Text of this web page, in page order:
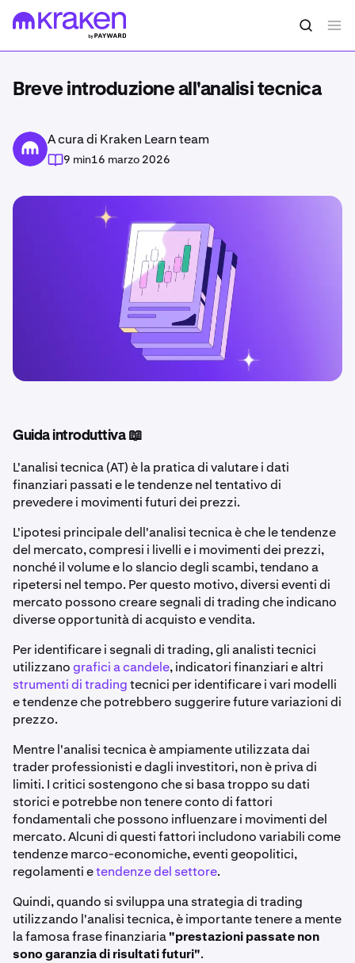
Breve introduzione all'analisi tecnica
A cura di Kraken Learn team
9 min16 marzo 2026
Guida introduttiva 📖
L'analisi tecnica (AT) è la pratica di valutare i dati
finanziari passati e le tendenze nel tentativo di
prevedere i movimenti futuri dei prezzi.
L'ipotesi principale dell'analisi tecnica è che le tendenze
del mercato, compresi i livelli e i movimenti dei prezzi,
nonché il volume e lo slancio degli scambi, tendano a
ripetersi nel tempo. Per questo motivo, diversi eventi di
mercato possono creare segnali di trading che indicano
diverse opportunità di acquisto e vendita.
Per identificare i segnali di trading, gli analisti tecnici
utilizzanografici a candele, indicatori finanziari e altri
strumenti di tradingtecnici per identificare i vari modelli
e tendenze che potrebbero suggerire future variazioni di
prezzo.
Mentre l'analisi tecnica è ampiamente utilizzata dai
trader professionisti e dagli investitori, non è priva di
limiti. I critici sostengono che si basa troppo su dati
storici e potrebbe non tenere conto di fattori
fondamentali che possono influenzare i movimenti del
mercato. Alcuni di questi fattori includono variabili come
tendenze marco-economiche, eventi geopolitici,
regolamenti etendenze del settore.
Quindi, quando si sviluppa una strategia di trading
utilizzando l'analisi tecnica, è importante tenere a mente
la famosa frase finanziaria"prestazioni passate non
sono garanzia di risultati futuri".